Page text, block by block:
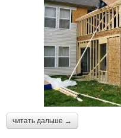
читать дальше →